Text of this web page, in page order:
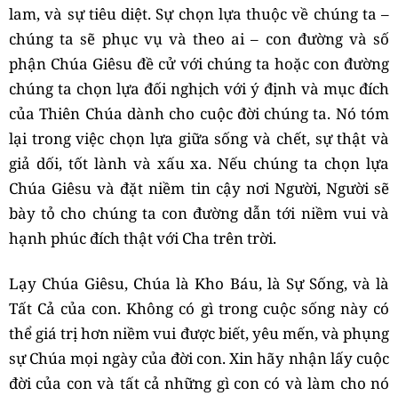
lam, và sự tiêu diệt. Sự chọn lựa thuộc về chúng ta –
chúng ta sẽ phục vụ và theo ai – con đường và số
phận Chúa Giêsu đề cử với chúng ta hoặc con đường
chúng ta chọn lựa đối nghịch với ý định và mục đích
của Thiên Chúa dành cho cuộc đời chúng ta. Nó tóm
lại trong việc chọn lựa giữa sống và chết, sự thật và
giả dối, tốt lành và xấu xa. Nếu chúng ta chọn lựa
Chúa Giêsu và đặt niềm tin cậy nơi Người, Người sẽ
bày tỏ cho chúng ta con đường dẫn tới niềm vui và
hạnh phúc đích thật với Cha trên trời.
Lạy Chúa Giêsu, Chúa là Kho Báu, là Sự Sống, và là
Tất Cả của con. Không có gì trong cuộc sống này có
thể giá trị hơn niềm vui được biết, yêu mến, và phụng
sự Chúa mọi ngày của đời con. Xin hãy nhận lấy cuộc
đời của con và tất cả những gì con có và làm cho nó